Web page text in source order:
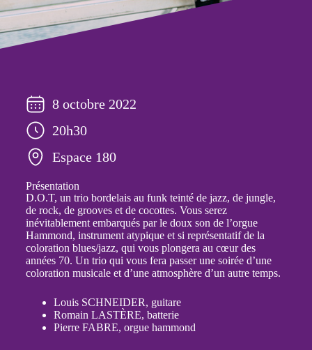
8 octobre 2022
20h30
Espace 180
Présentation
D.O.T, un trio bordelais au funk teinté de jazz, de jungle,
de rock, de grooves et de cocottes. Vous serez
inévitablement embarqués par le doux son de l’orgue
Hammond, instrument atypique et si représentatif de la
coloration blues/jazz, qui vous plongera au cœur des
années 70. Un trio qui vous fera passer une soirée d’une
coloration musicale et d’une atmosphère d’un autre temps.
Louis SCHNEIDER, guitare
Romain LASTÈRE, batterie
Pierre FABRE, orgue hammond